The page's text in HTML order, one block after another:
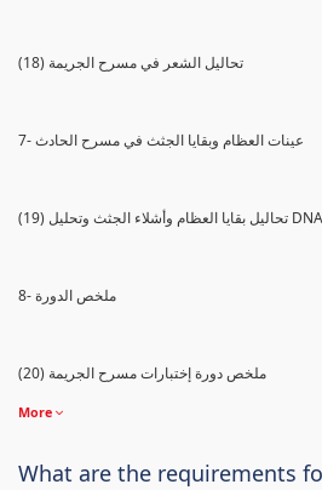
(18) تحاليل الشعر في مسرح الجريمة
7- عينات العظام وبقايا الجثث في مسرح الحادث
8- ملخص الدورة
(20) ملخص دورة إختبارات مسرح الجريمة
More
What are the requirements